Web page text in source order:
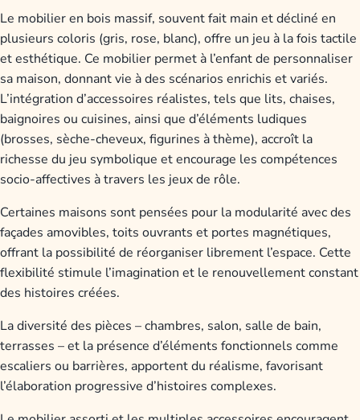
Le mobilier en bois massif, souvent fait main et décliné en
plusieurs coloris (gris, rose, blanc), offre un jeu à la fois tactile
et esthétique. Ce mobilier permet à l’enfant de personnaliser
sa maison, donnant vie à des scénarios enrichis et variés.
L’intégration d’accessoires réalistes, tels que lits, chaises,
baignoires ou cuisines, ainsi que d’éléments ludiques
(brosses, sèche-cheveux, figurines à thème), accroît la
richesse du jeu symbolique et encourage les compétences
socio-affectives à travers les jeux de rôle.
Certaines maisons sont pensées pour la modularité avec des
façades amovibles, toits ouvrants et portes magnétiques,
offrant la possibilité de réorganiser librement l’espace. Cette
flexibilité stimule l’imagination et le renouvellement constant
des histoires créées.
La diversité des pièces – chambres, salon, salle de bain,
terrasses – et la présence d’éléments fonctionnels comme
escaliers ou barrières, apportent du réalisme, favorisant
l’élaboration progressive d’histoires complexes.